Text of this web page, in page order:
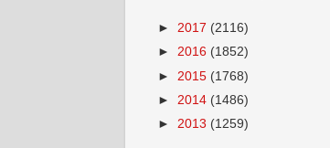
► 2017 (2116)
► 2016 (1852)
► 2015 (1768)
► 2014 (1486)
► 2013 (1259)